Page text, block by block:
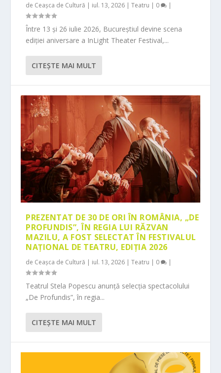
de Ceașca de Cultură | iul. 13, 2026 |Teatru | 0 |
Între 13 și 26 iulie 2026, Bucureștiul devine scena
ediției aniversare a InLight Theater Festival,...
CITEŞTE MAI MULT
PREZENTAT DE 30 DE ORI ÎN ROMÂNIA, „DE
PROFUNDIS”, ÎN REGIA LUI RĂZVAN
MAZILU, A FOST SELECTAT ÎN FESTIVALUL
NAȚIONAL DE TEATRU, EDIȚIA 2026
de Ceașca de Cultură | iul. 13, 2026 |Teatru | 0 |
Teatrul Stela Popescu anunță selecția spectacolului
„De Profundis”, în regia...
CITEŞTE MAI MULT